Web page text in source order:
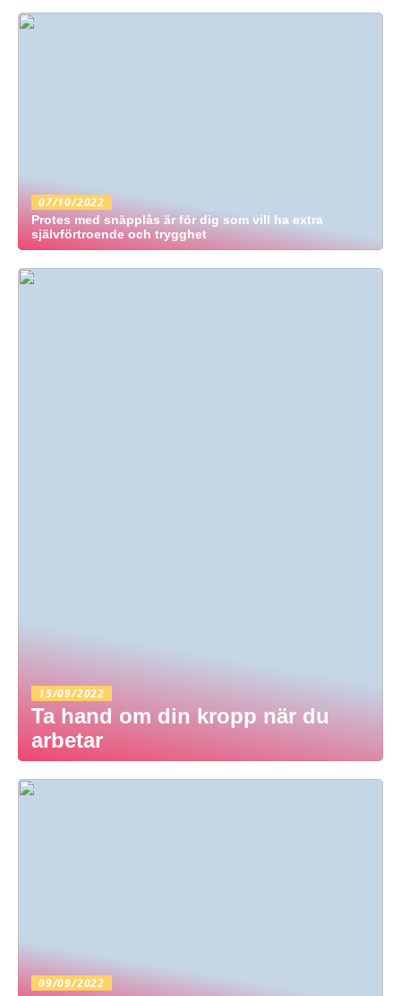
07/10/2022
Protes med snäpplås är för dig som vill ha extra
självförtroende och trygghet
15/09/2022
Ta hand om din kropp när du
arbetar
09/09/2022